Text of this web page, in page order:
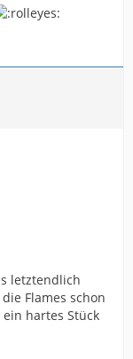
letztendlich
Flames schon
hartes Stück